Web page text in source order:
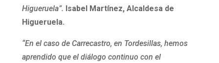
Higueruela”. Isabel Martínez, Alcaldesa de
Higueruela.
“En el caso de Carrecastro, en Tordesillas, hemos
aprendido que el diálogo continuo con el